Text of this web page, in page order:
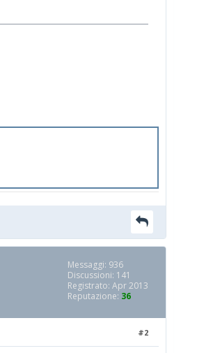
Messaggi: 936
Discussioni: 141
Registrato: Apr 2013
Reputazione: 36
#2